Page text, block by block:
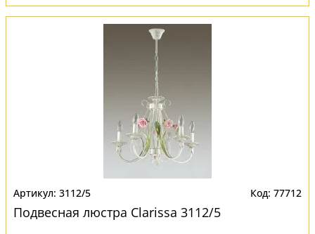
3112/5 77712
Подвесная люстра Clarissa 3112/5